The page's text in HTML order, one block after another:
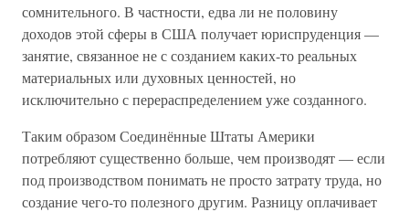
сомнительного. В частности, едва ли не половину
доходов этой сферы в США получает юриспруденция —
занятие, связанное не с созданием каких-то реальных
материальных или духовных ценностей, но
исключительно с перераспределением уже созданного.
Таким образом Соединённые Штаты Америки
потребляют существенно больше, чем производят — если
под производством понимать не просто затрату труда, но
создание чего-то полезного другим. Разницу оплачивает